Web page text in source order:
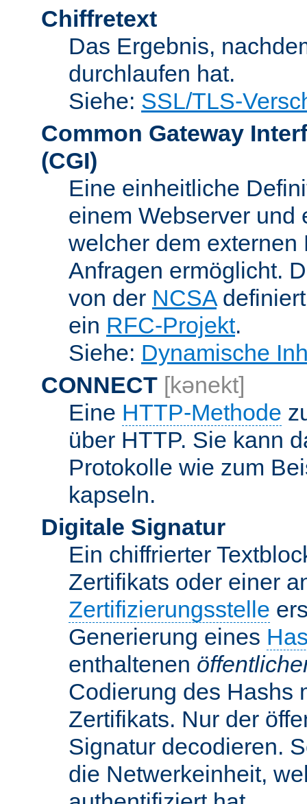
Chiffretext
Das Ergebnis,
durchlaufen hat.
Siehe: SSL/TLS-
Common Gateway
(CGI)
Eine einheitliche
einem Webserver und
welcher dem
Anfragen ermöglicht.
von der NCSA
ein RFC-Projekt.
Siehe: Dynamische
CONNECT [kənekt]
Eine HTTP-Methode
über HTTP. Sie kann
Protokolle wie zum
kapseln.
Digitale Signatur
Ein chiffrierter
Zertifikats oder einer
Zertifizierungsstelle
Generierung eines
enthaltenen
Codierung des Hashs
Zertifikats. Nur der
Signatur decodieren.
die Netwerkeinheit,